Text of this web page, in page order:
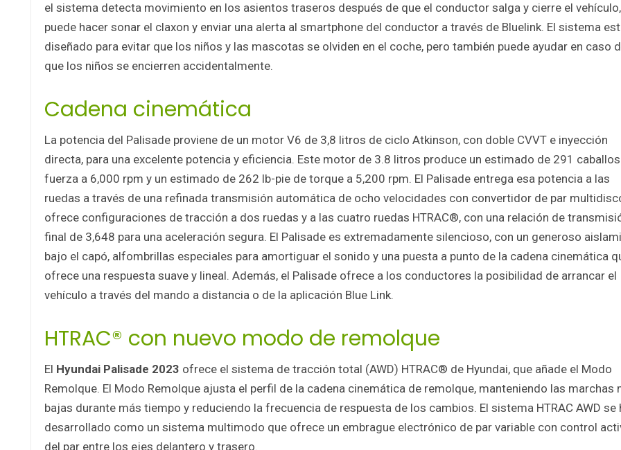
el sistema detecta movimiento en los asientos traseros después de que el conductor salga y cierre el vehículo,
puede hacer sonar el claxon y enviar una alerta al smartphone del conductor a través de Bluelink. El sistema
diseñado para evitar que los niños y las mascotas se olviden en el coche, pero también puede ayudar en caso
que los niños se encierren accidentalmente.
Cadena cinemática
La potencia del Palisade proviene de un motor V6 de 3,8 litros de ciclo Atkinson, con doble CVVT e inyección
directa, para una excelente potencia y eficiencia. Este motor de 3.8 litros produce un estimado de 291
fuerza a 6,000 rpm y un estimado de 262 lb-pie de torque a 5,200 rpm. El Palisade entrega esa potencia a las
ruedas a través de una refinada transmisión automática de ocho velocidades con convertidor de par
ofrece configuraciones de tracción a dos ruedas y a las cuatro ruedas HTRAC®, con una relación de
final de 3,648 para una aceleración segura. El Palisade es extremadamente silencioso, con un generoso
bajo el capó, alfombrillas especiales para amortiguar el sonido y una puesta a punto de la cadena cinemática
ofrece una respuesta suave y lineal. Además, el Palisade ofrece a los conductores la posibilidad de arrancar el
vehículo a través del mando a distancia o de la aplicación Blue Link.
HTRAC® con nuevo modo de remolque
El Hyundai Palisade 2023 ofrece el sistema de tracción total (AWD) HTRAC® de Hyundai, que añade el Modo
Remolque. El Modo Remolque ajusta el perfil de la cadena cinemática de remolque, manteniendo las marchas
bajas durante más tiempo y reduciendo la frecuencia de respuesta de los cambios. El sistema HTRAC AWD se
desarrollado como un sistema multimodo que ofrece un embrague electrónico de par variable con control
del par entre los ejes delantero y trasero.